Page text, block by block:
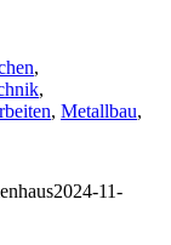
,
,
, Metallbau,
2024-11-